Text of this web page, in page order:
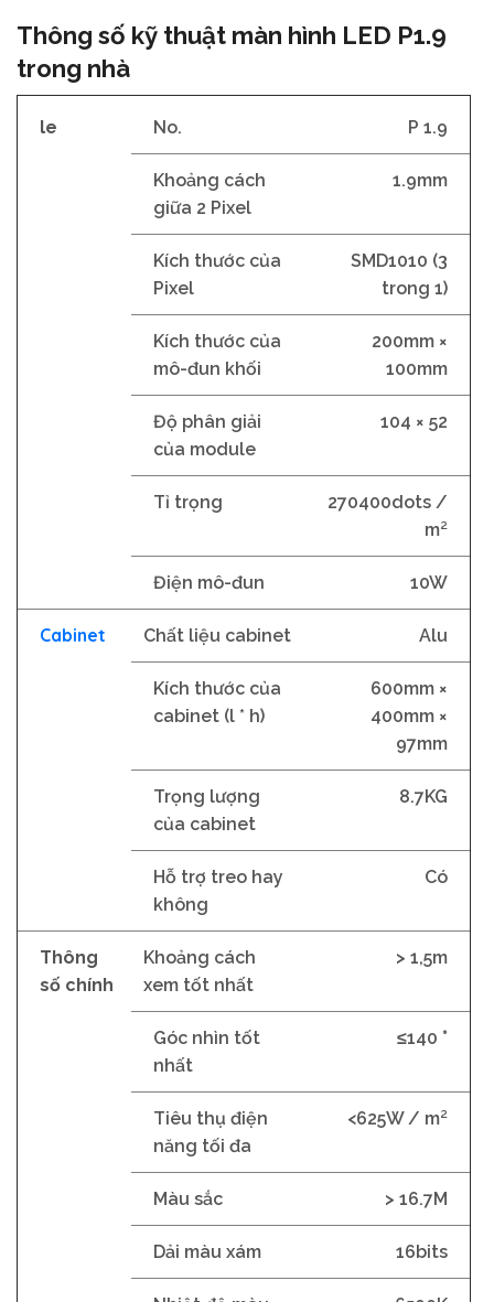
Thông số kỹ thuật màn hình LED P1.9
trong nhà
le No. P 1.9
Khoảng cách
giữa 2 Pixel
1.9mm
Kích thước của
Pixel
SMD1010 (3
trong 1)
Kích thước của
mô-đun khối
200mm ×
100mm
Độ phân giải
của module
104 × 52
Tỉ trọng
270400dots /
m²
Điện mô-đun 10W
Cabinet Chất liệu cabinet Alu
Kích thước của
cabinet (l * h)
600mm ×
400mm ×
97mm
Trọng lượng
của cabinet
8.7KG
Hỗ trợ treo hay
không
Có
Thông
số chính
Khoảng cách
xem tốt nhất
> 1,5m
Góc nhìn tốt
nhất
≤140 °
Tiêu thụ điện
năng tối đa
<625W / m²
Màu sắc > 16.7M
Dải màu xám 16bits